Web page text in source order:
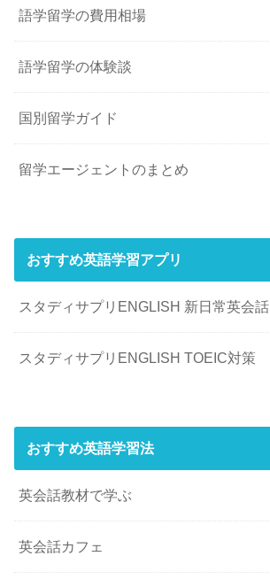
語学留学の費用相場
語学留学の体験談
国別留学ガイド
留学エージェントのまとめ
おすすめ英語学習アプリ
スタディサプリENGLISH 新日常英会話
スタディサプリENGLISH TOEIC対策
おすすめ英語学習法
英会話教材で学ぶ
英会話カフェ